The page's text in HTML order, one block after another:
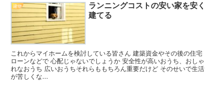
建物
ランニングコストの安い家を安く
建てる
これからマイホームを検討している皆さん 建築資金やその後の住宅
ローンなどで 心配じゃないでしょうか 安全性が高いおうち、おしゃ
れなおうち 広いおうちそれらももちろん重要だけど そのせいで生活
が苦しくな...